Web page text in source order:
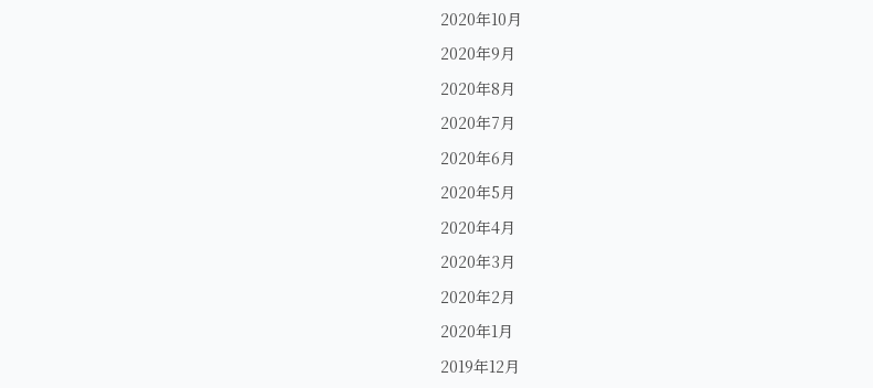
2020年10月
2020年9月
2020年8月
2020年7月
2020年6月
2020年5月
2020年4月
2020年3月
2020年2月
2020年1月
2019年12月